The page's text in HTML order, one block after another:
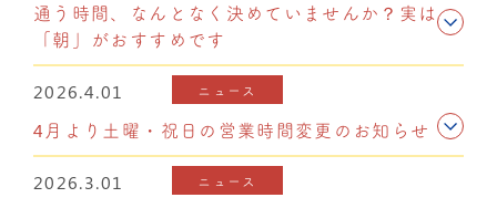
通う時間、なんとなく決めていませんか？実は
「朝」がおすすめです
2026.4.01 ニュース
4月より土曜・祝日の営業時間変更のお知らせ
2026.3.01 ニュース